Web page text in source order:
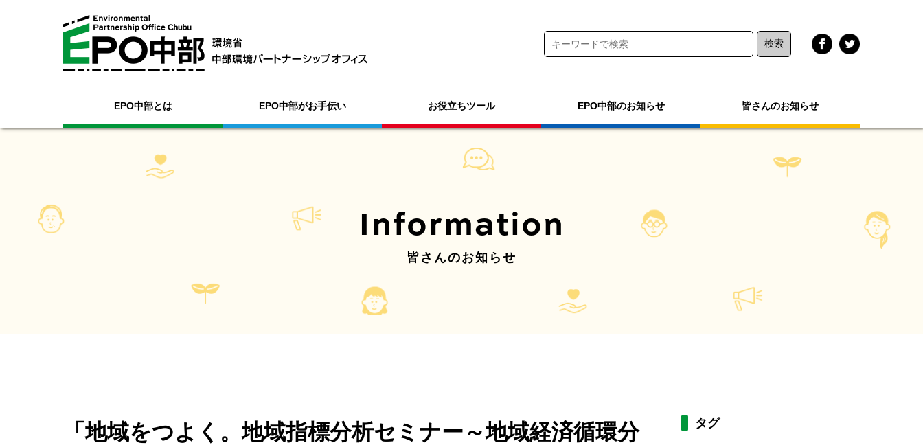
EPO中部とは EPO中部がお手伝い お役立ちツール EPO中部のお知らせ 皆さんのお知らせ
Information
皆さんのお知らせ
「地域をつよく。地域指標分析セミナー～地域経済循環分
タグ